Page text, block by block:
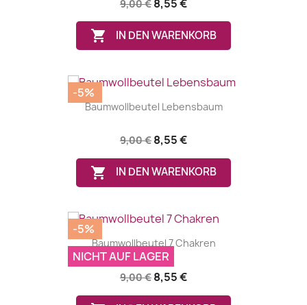
9,00 € 8,55 €
 IN DEN WARENKORB
Baumwollbeutel Lebensbaum
9,00 € 8,55 €
 IN DEN WARENKORB
-5%
Baumwollbeutel 7 Chakren
9,00 € 8,55 €
-5%
NICHT AUF LAGER